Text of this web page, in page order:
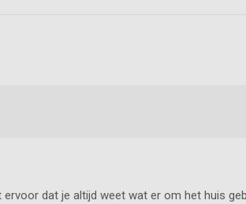
dat je altijd weet wat er om het huis